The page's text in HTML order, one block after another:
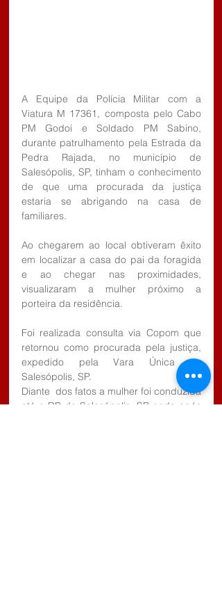
A Equipe da Polícia Militar com a
Viatura M 17361, composta pelo Cabo
PM Godoi e Soldado PM Sabino,
durante patrulhamento pela Estrada da
Pedra Rajada, no município de
Salesópolis, SP, tinham o conhecimento
de que uma procurada da justiça
estaria se abrigando na casa de
familiares.
Ao chegarem ao local obtiveram êxito
em localizar a casa do pai da foragida
e ao chegar nas proximidades,
visualizaram a mulher próximo a
porteira da residência.
Foi realizada consulta via Copom que
retornou como procurada pela justiça,
expedido pela Vara Única de
Salesópolis, SP.
Diante  dos fatos a mulher foi conduzida
até o DP de Salesópolis, SP onde após